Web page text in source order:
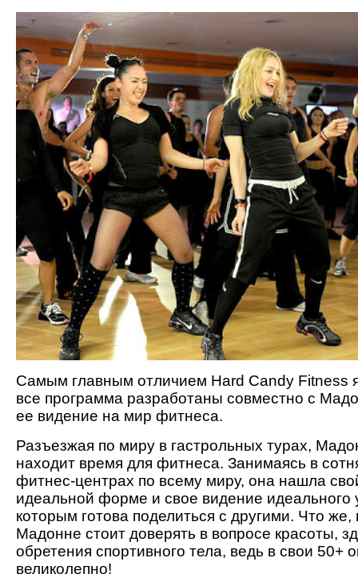
Самым главным отличием Hard Candy Fitness
все программа разработаны совместно с
ее видение на мир фитнеса.
Разъезжая по миру в гастрольных турах,
находит время для фитнеса. Занимаясь в
фитнес-центрах по всему миру, она нашла
идеальной форме и свое видение идеального
которым готова поделиться с другими. Что же,
Мадонне стоит доверять в вопросе красоты,
обретения спортивного тела, ведь в свои 50+
великолепно!